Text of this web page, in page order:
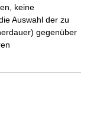
keine
Auswahl der zu
gegenüber